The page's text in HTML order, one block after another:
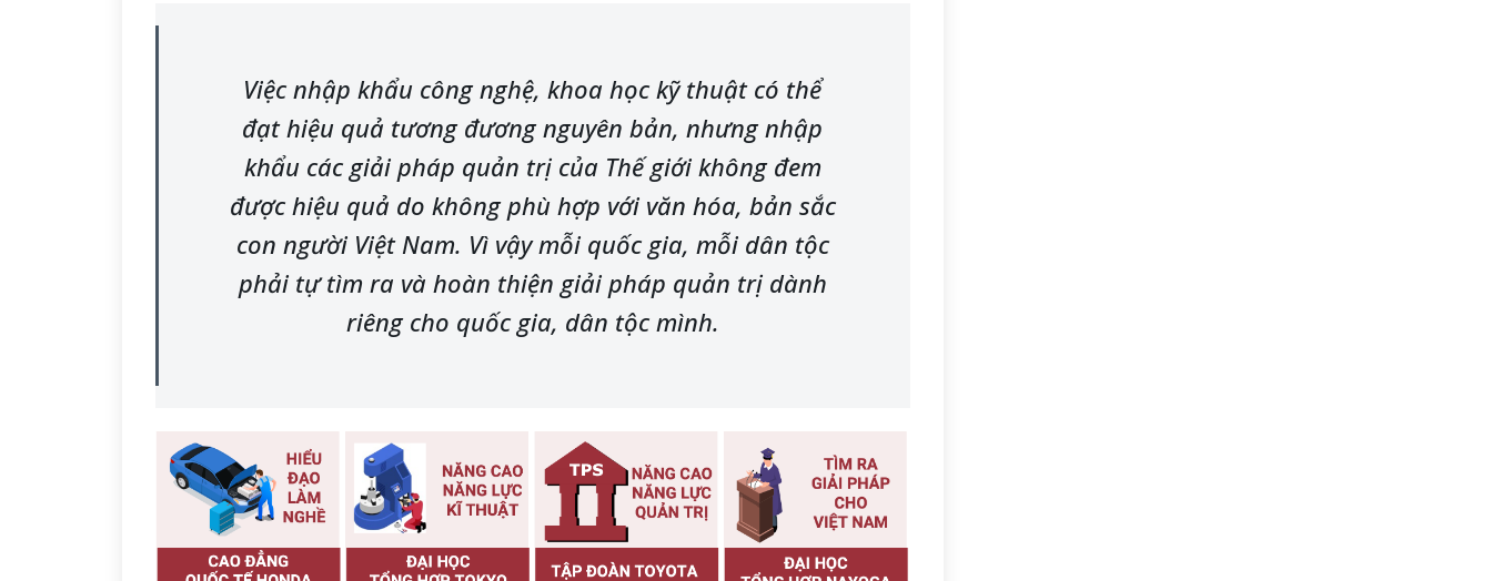
Việc nhập khẩu công nghệ, khoa học kỹ thuật có thể
đạt hiệu quả tương đương nguyên bản, nhưng nhập
khẩu các giải pháp quản trị của Thế giới không đem
được hiệu quả do không phù hợp với văn hóa, bản sắc
con người Việt Nam. Vì vậy mỗi quốc gia, mỗi dân tộc
phải tự tìm ra và hoàn thiện giải pháp quản trị dành
riêng cho quốc gia, dân tộc mình.